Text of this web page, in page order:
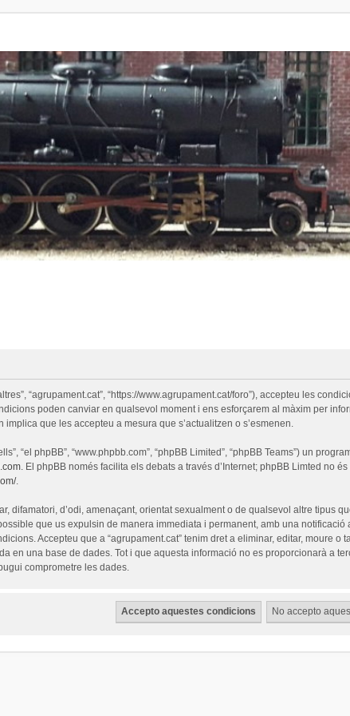
“agrupament.cat”, “https://www.agrupament.cat/foro”), accepteu les
poden canviar en qualsevol moment i ens esforçarem al màxim per
que les accepteu a mesura que s’actualitzen o s’esmenen.
“el phpBB”, “www.phpbb.com”, “phpBB Limited”, “phpBB Teams”) un
. El phpBB només facilita els debats a través d’Internet; phpBB Limted no
.
difamatori, d’odi, amenaçant, orientat sexualment o de qualsevol altre tipus
que us expulsin de manera immediata i permanent, amb una notificació
Accepteu que a “agrupament.cat” tenim dret a eliminar, editar, moure
en una base de dades. Tot i que aquesta informació no es proporcionarà a
comprometre les dades.